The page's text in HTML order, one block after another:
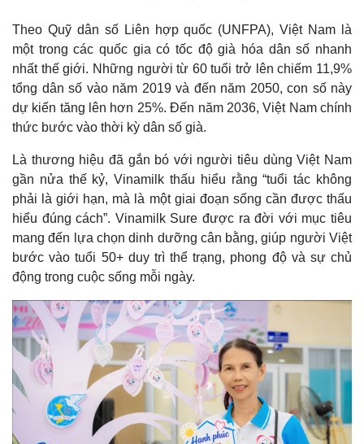
Theo Quỹ dân số Liên hợp quốc (UNFPA), Việt Nam là
một trong các quốc gia có tốc độ già hóa dân số nhanh
nhất thế giới. Những người từ 60 tuổi trở lên chiếm 11,9%
tổng dân số vào năm 2019 và đến năm 2050, con số này
dự kiến tăng lên hơn 25%. Đến năm 2036, Việt Nam chính
thức bước vào thời kỳ dân số già.
Là thương hiệu đã gắn bó với người tiêu dùng Việt Nam
gần nửa thế kỷ, Vinamilk thấu hiểu rằng “tuổi tác không
phải là giới hạn, mà là một giai đoạn sống cần được thấu
hiểu đúng cách”. Vinamilk Sure được ra đời với mục tiêu
mang đến lựa chọn dinh dưỡng cân bằng, giúp người Việt
bước vào tuổi 50+ duy trì thể trạng, phong độ và sự chủ
động trong cuộc sống mỗi ngày.